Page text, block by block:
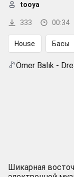
333 00:34
tooya
House Басы
Ömer Balık -
Шикарная